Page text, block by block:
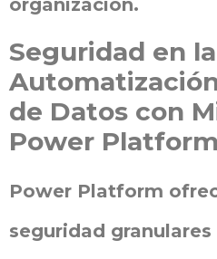
organización.
Seguridad en la
de Datos con
Power Platform
Power Platform
seguridad